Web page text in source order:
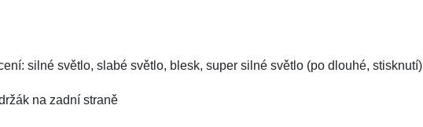
silné světlo, slabé světlo, blesk, super silné světlo (po dlouhé, stisknutí)
na zadní straně